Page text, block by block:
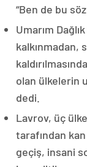
“Ben de bu
Umarım
kalkınmadan,
olan ülkelerin
dedi.
Lavrov, üç
tarafından
geçiş, insani